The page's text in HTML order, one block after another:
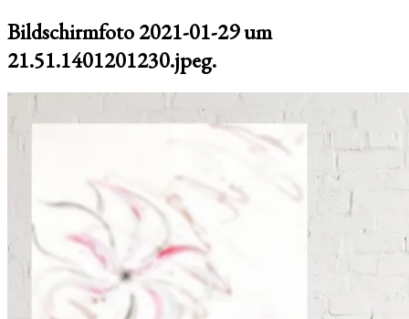
Bildschirmfoto 2021-01-29 um
21.51.1401201230.jpeg.